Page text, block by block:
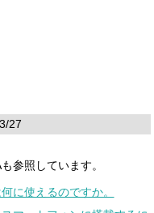
27
参照しています。
に使えるのですか。